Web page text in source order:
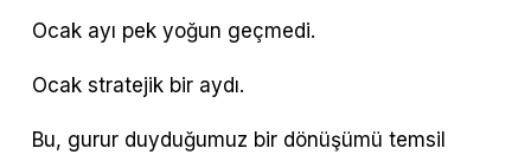
Ocak ayı pek yoğun geçmedi.
Ocak stratejik bir aydı.
Bu, gurur duyduğumuz bir dönüşümü temsil